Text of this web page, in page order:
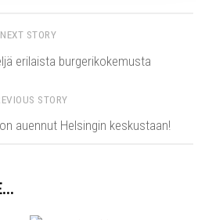
NEXT STORY
erilaista burgerikokemusta
STORY
auennut Helsingin keskustaan!